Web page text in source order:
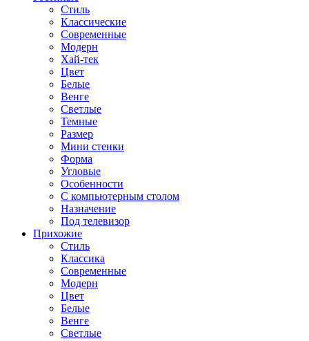
Стиль
Классические
Современные
Модерн
Хай-тек
Цвет
Белые
Венге
Светлые
Темные
Размер
Мини стенки
Форма
Угловые
Особенности
С компьютерным столом
Назначение
Под телевизор
Прихожие
Стиль
Классика
Современные
Модерн
Цвет
Белые
Венге
Светлые